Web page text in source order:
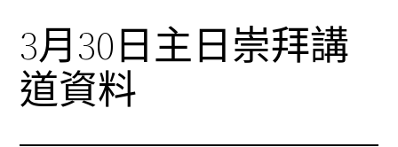
3月30日主日崇拜講
道資料